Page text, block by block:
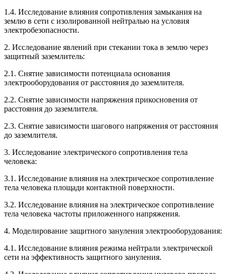
1.4. Исследование влияния сопротивления замыкания на
землю в сети с изолированной нейтралью на условия
электробезопасности.
2. Исследование явлений при стекании тока в землю через
защитный заземлитель:
2.1. Снятие зависимости потенциала основания
электрооборудования от расстояния до заземлителя.
2.2. Снятие зависимости напряжения прикосновения от
расстояния до заземлителя.
2.3. Снятие зависимости шагового напряжения от расстояния
до заземлителя.
3. Исследование электрического сопротивления тела
человека:
3.1. Исследование влияния на электрическое сопротивление
тела человека площади контактной поверхности.
3.2. Исследование влияния на электрическое сопротивление
тела человека частоты приложенного напряжения.
4. Моделирование защитного зануления электрооборудования:
4.1. Исследование влияния режима нейтрали электрической
сети на эффективность защитного зануления.